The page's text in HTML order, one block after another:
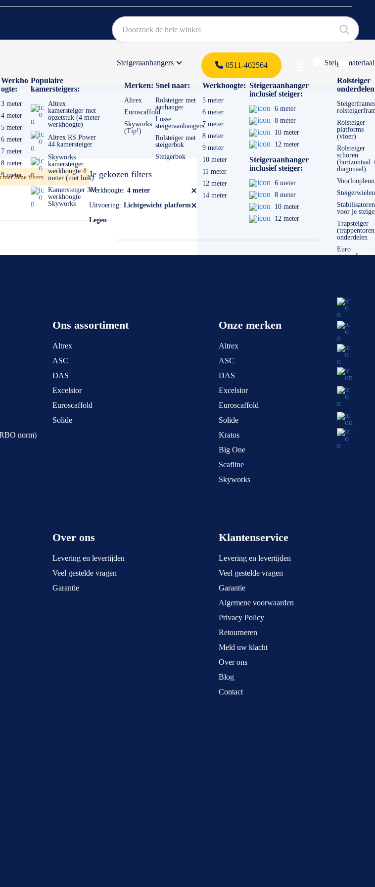
0511-402564
Werkho
ogte:
3 meter
4 meter
5 meter
6 meter
7 meter
8 meter
9 meter
Populaire
kamersteigers:
Altrex
kamersteiger met
opzetstuk (4 meter
werkhoogte)
Altrex RS Power
44 kamersteiger
Skyworks
kamersteiger
werkhoogte 4
meter (met luik)
Kamersteiger 3M
werkhoogte
Skyworks
Steigeraanhangers
Merken:
Altrex
Euroscaffold
Skyworks
(Tip!)
Snel naar:
Rolsteiger met
aanhanger
Losse
steigeraanhangers
Rolsteiger met
steigerbok
Steigerbok
Werkhoogte:
5 meter
6 meter
7 meter
8 meter
9 meter
10 meter
11 meter
12 meter
14 meter
Steigeraanhanger
inclusief steiger:
6 meter
8 meter
10 meter
12 meter
Steigeraanhanger
inclusief steiger:
6 meter
8 meter
10 meter
12 meter
Steigermateriaal
Rolsteiger
Rolsteiger
platforms
(vloer)
Rolsteiger
schoren
(horizontaal
diagonaal)
Steigerwielen
Stabilisatoren
voor je
Trapsteiger
onderdelen
Euro
steigerframes
met deze filters Je gekozen filters
Werkhoogte 4 meter
Uitvoering Lichtgewicht platform
Legen
norm)
Ons assortiment
Altrex
ASC
DAS
Excelsior
Euroscaffold
Solide
Onze merken
Altrex
ASC
DAS
Excelsior
Euroscaffold
Solide
Kratos
Big One
Scafline
Skyworks
Over ons
Levering en levertijden
Veel gestelde vragen
Garantie
Klantenservice
Levering en levertijden
Veel gestelde vragen
Garantie
Algemene voorwaarden
Privacy Policy
Retourneren
Meld uw klacht
Over ons
Blog
Contact